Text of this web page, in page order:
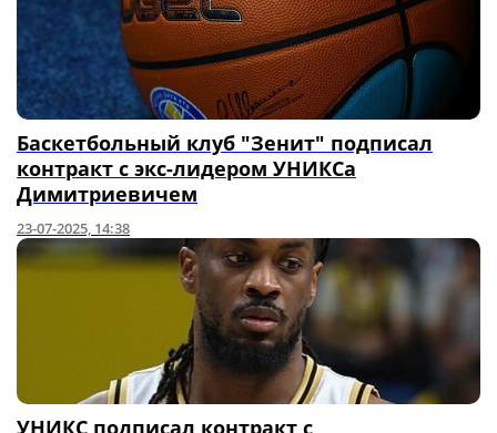
Баскетбольный клуб "Зенит" подписал
контракт с экс-лидером УНИКСа
Димитриевичем
23-07-2025, 14:38
УНИКС подписал контракт с